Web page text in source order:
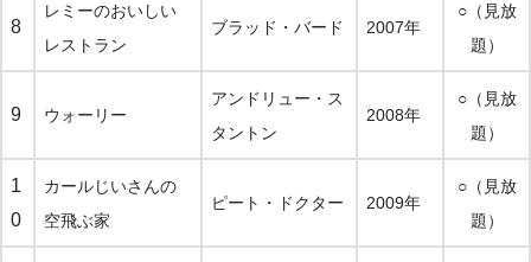
8
レミーのおいしい
レストラン
ブラッド・バード 2007年
○（見放
題）
9 ウォーリー
アンドリュー・ス
タントン
2008年
○（見放
題）
1
0
カールじいさんの
空飛ぶ家
ピート・ドクター 2009年
○（見放
題）